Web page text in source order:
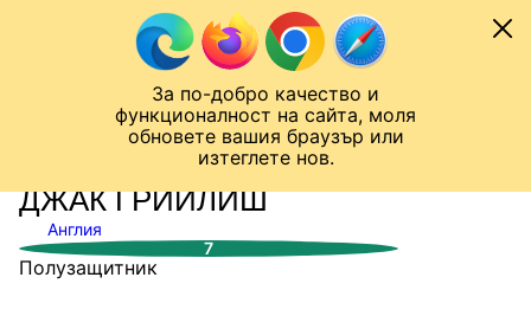
За по-добро качество и
функционалност на сайта, моля
обновете вашия браузър или
изтеглете нов.
Към съдържанието
Лига на Конференциите
СТАТИСТИКИ
ДЖАК ГРИЙЛИШ
Англия
7
Полузащитник